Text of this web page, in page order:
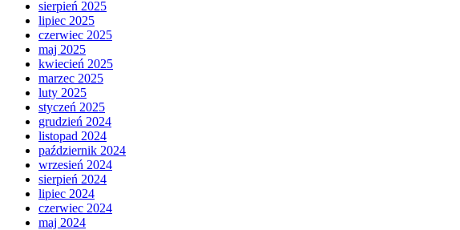
sierpień 2025
lipiec 2025
czerwiec 2025
maj 2025
kwiecień 2025
marzec 2025
luty 2025
styczeń 2025
grudzień 2024
listopad 2024
październik 2024
wrzesień 2024
sierpień 2024
lipiec 2024
czerwiec 2024
maj 2024